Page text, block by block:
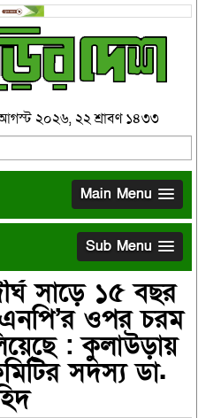
২০২৬, ২২ শ্রাবণ ১৪৩৩
Main Menu
Sub Menu
সাড়ে ১৫ বছর
ওপর চরম
: কুলাউড়ায়
সদস্য ডা.